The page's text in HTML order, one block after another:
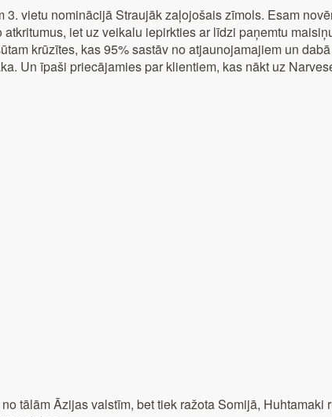
3. vietu nominācijā Straujāk zaļojošais zīmols. Esam
iet uz veikalu iepirkties ar līdzi paņemtu
krūzītes, kas 95% sastāv no atjaunojamajiem un
Un īpaši priecājamies par klientiem, kas nākt uz
tālām Āzijas valstīm, bet tiek ražota Somijā,